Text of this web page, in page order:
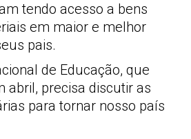
tendo acesso a bens
em maior e melhor
pais.
de Educação, que
abril, precisa discutir as
para tornar nosso país